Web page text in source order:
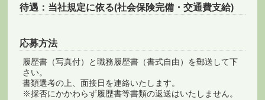
待遇：当社規定に依る(社会保険完備・交通費支給)
応募方法
履歴書（写真付）と職務履歴書（書式自由）を郵送して下
さい。
書類選考の上、面接日を連絡いたします。
※採否にかかわらず履歴書等書類の返送はいたしません。